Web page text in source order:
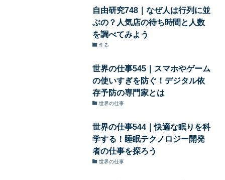
自由研究748｜なぜ人は行列に並
ぶの？人気店の待ち時間と人数
を調べてみよう
作る
世界の仕事545｜スマホやゲーム
の使いすぎを防ぐ！デジタル依
存予防の専門家とは
世界の仕事
世界の仕事544｜快適な眠りを科
学する！睡眠テクノロジー開発
者の仕事を探ろう
世界の仕事